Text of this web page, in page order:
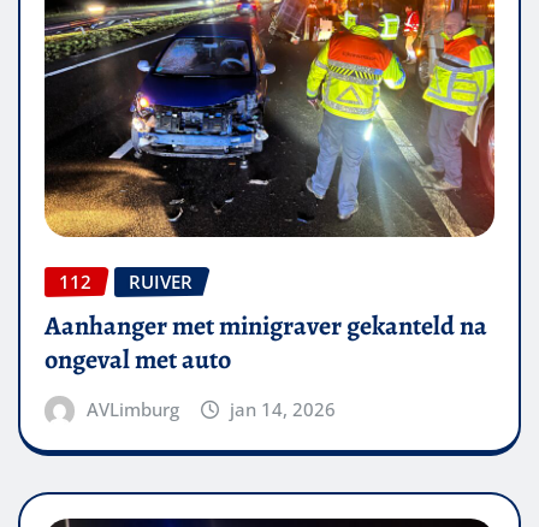
112 RUIVER
Aanhanger met minigraver gekanteld na
ongeval met auto
AVLimburg jan 14, 2026